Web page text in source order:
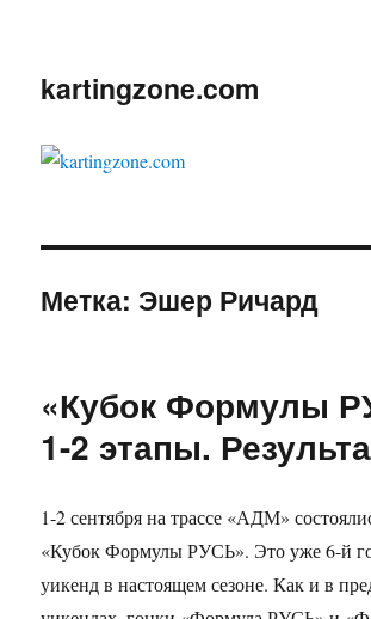
kartingzone.com
Метка:Эшер Ричард
«Кубок Формулы
1-2 этапы.
1-2 сентября на трассе «АДМ»
«Кубок Формулы РУСЬ». Это уже 6-й
уикенд в настоящем сезоне. Как и в